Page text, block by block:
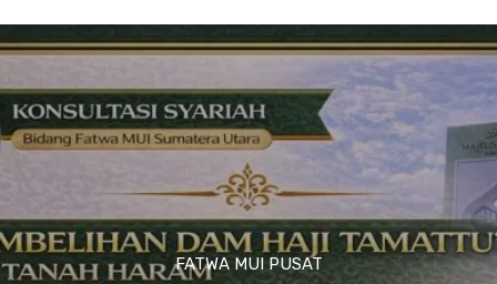
FATWA MUI PUSAT